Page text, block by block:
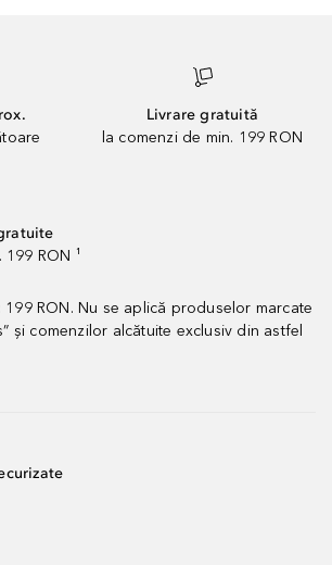
Livrare gratuită
la comenzi de min. 199 RON
RON ¹
199 RON. Nu se aplică produselor marcate
și comenzilor alcătuite exclusiv din astfel